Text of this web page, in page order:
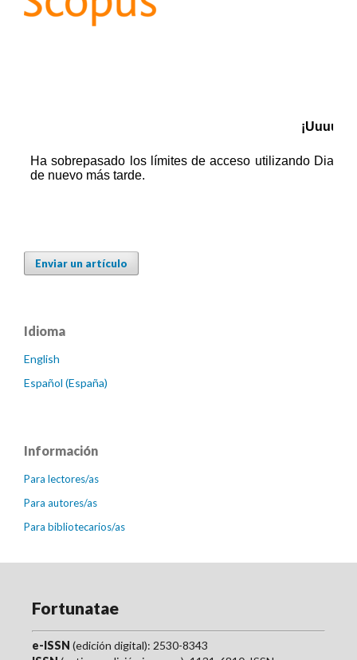
Enviar un artículo
Idioma
English
Español (España)
Información
Para lectores/as
Para autores/as
Para bibliotecarios/as
Fortunatae
e-ISSN (edición digital): 2530-8343